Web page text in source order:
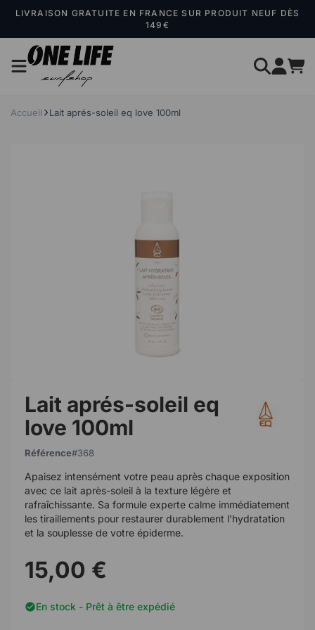
LIVRAISON GRATUITE EN FRANCE SUR PRODUIT NEUF DÈS
149€
Accueil Lait aprés-soleil eq love 100ml
Lait aprés-soleil eq
love 100ml
Référence 368
Apaisez intensément votre peau après chaque exposition
avec ce lait après-soleil à la texture légère et
rafraîchissante. Sa formule experte calme immédiatement
les tiraillements pour restaurer durablement l'hydratation
et la souplesse de votre épiderme.
15,00 €
En stock - Prêt à être expédié